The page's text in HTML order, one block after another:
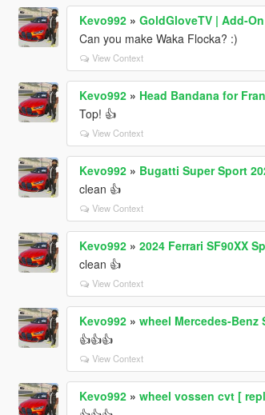
Kevo992» GoldGloveTV | Add-
Can you make Waka Flocka? :)
View Context
Kevo992» Head Bandana for
Top! 👍
View Context
Kevo992» Bugatti Super Sport
clean 👍
View Context
Kevo992» 2024 Ferrari SF90XX
clean 👍
View Context
Kevo992» wheel Mercedes-Benz
👍👍👍
View Context
Kevo992» wheel vossen cvt [